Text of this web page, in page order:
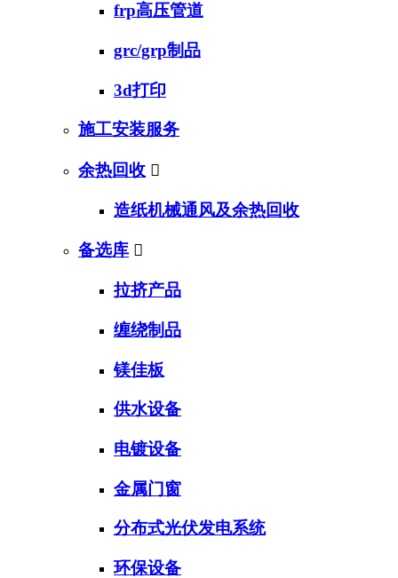
frp高压管道
grc/grp制品
3d打印
施工安装服务
余热回收 
造纸机械通风及余热回收
备选库 
拉挤产品
缠绕制品
镁佳板
供水设备
电镀设备
金属门窗
分布式光伏发电系统
环保设备